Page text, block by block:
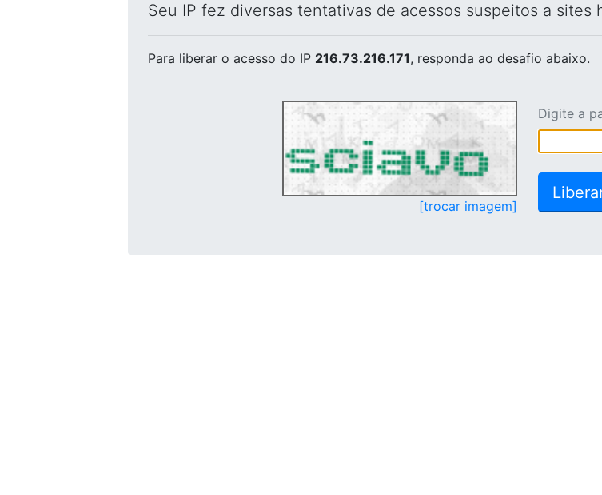
Seu IP fez diversas tentativas de acessos suspeitos a sites
Para liberar o acesso do IP 216.73.216.171, responda ao desafio abaixo.
[trocar imagem]
Digite a